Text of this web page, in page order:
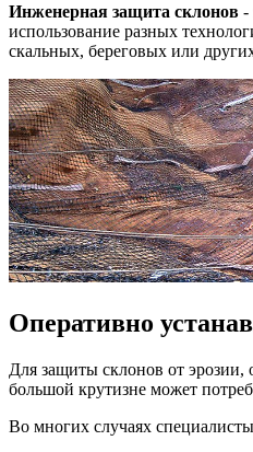
Инженерная защита склонов -
использование разных
скальных, береговых или
Оперативно
Для защиты склонов от
большой крутизне может
Во многих случаях